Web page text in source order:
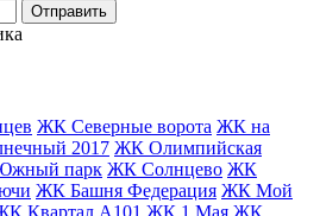
Отправить
ЖК Северные ворота ЖК на
2017 ЖК Олимпийская
парк ЖК Солнцево ЖК
ЖК Башня Федерация ЖК Мой